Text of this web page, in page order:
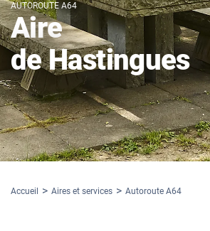
AUTOROUTE A64
Aire
de Hastingues
Accueil Aires et services Autoroute A64